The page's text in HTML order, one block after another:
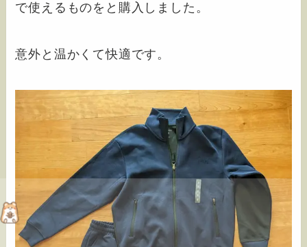
で使えるものをと購入しました。
意外と温かくて快適です。